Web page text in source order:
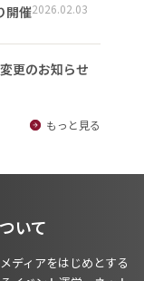
開催2026.02.03
更のお知らせ
もっと見る
いて
ディアをはじめとする